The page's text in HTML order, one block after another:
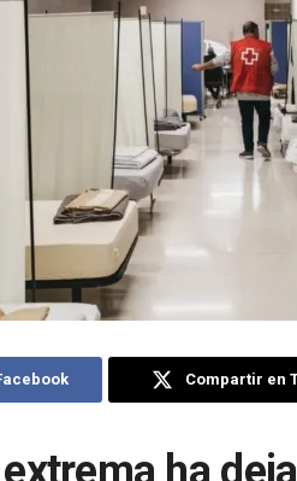
Compartir en